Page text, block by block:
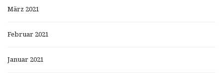
März 2021
Februar 2021
Januar 2021